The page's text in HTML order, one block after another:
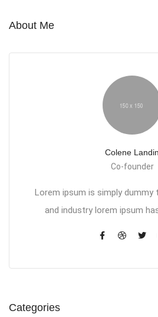
About Me
Colene Landin
Co-founder
Lorem ipsum is simply
and industry lorem ipsum
Categories